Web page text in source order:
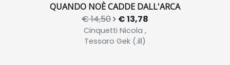
QUANDO NOÈ CADDE DALL'ARCA
€ 14,50 € 13,78
Cinquetti Nicola ,
Tessaro Gek (.ill)